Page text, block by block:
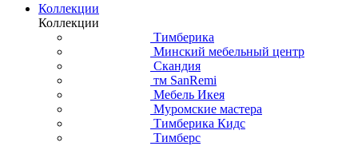
Коллекции
Коллекции
Тимберика
Минский мебельный центр
Скандия
тм SanRemi
Мебель Икея
Муромские мастера
Тимберика Кидс
Тимберс